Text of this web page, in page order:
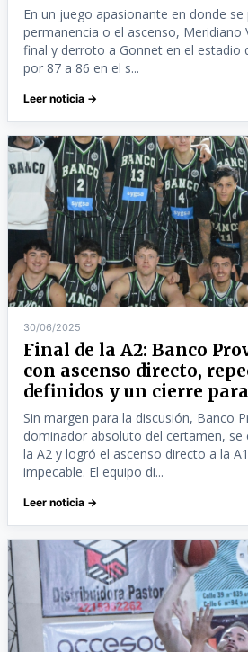
En un juego apasionante en donde
permanencia o el ascenso, Meridiano
final y derroto a Gonnet en el estadio
por 87 a 86 en el s...
Leer noticia →
30/06/2025
Final de la A2: Banco
con ascenso directo,
definidos y un cierre
Sin margen para la discusión, Banco
dominador absoluto del certamen, se
la A2 y logró el ascenso directo a la
impecable. El equipo di...
Leer noticia →